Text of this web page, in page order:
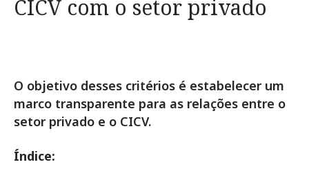
CICV com o setor privado
O objetivo desses critérios é estabelecer um
marco transparente para as relações entre o
setor privado e o CICV.
Índice: